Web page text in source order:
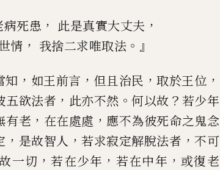
病死患 ， 此是真實大丈夫 ，
情 ， 我捨二求唯取法 。』
知 ， 如王前言 ， 但且治民 ，取於王位 ，
五欲法者 ， 此亦不然 。何以故 ？ 若少年
有老 ， 在在處處 ， 應不為彼死命之鬼念
， 是故智人 ，若求寂定解脫法者 ，不可
一切 ，若在少年 ， 若在中年 ， 或復老